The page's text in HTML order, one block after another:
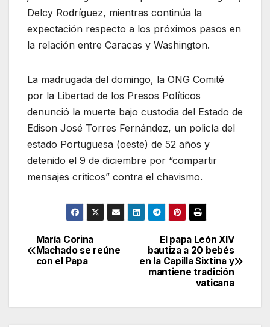
Delcy Rodríguez, mientras continúa la
expectación respecto a los próximos pasos en
la relación entre Caracas y Washington.
La madrugada del domingo, la ONG Comité
por la Libertad de los Presos Políticos
denunció la muerte bajo custodia del Estado de
Edison José Torres Fernández, un policía del
estado Portuguesa (oeste) de 52 años y
detenido el 9 de diciembre por “compartir
mensajes críticos” contra el chavismo.
Navegación
de
El papa León XIV
bautiza a 20 bebés
en la Capilla Sixtina y
mantiene tradición
vaticana
María Corina
Machado se reúne
con el Papa